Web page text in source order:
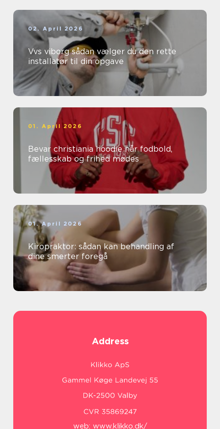
02. April 2026
Vvs viborg sådan vælger du den rette
installatør til din opgave
01. April 2026
Bevar christiania hoodie når fodbold,
fællesskab og frihed mødes
01. April 2026
Kiropraktor: sådan kan behandling af
dine smerter foregå
Address
web: www.klikko.dk/